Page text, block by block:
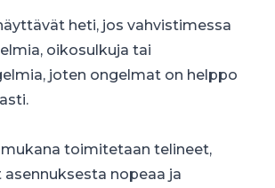
heti, jos vahvistimessa
oikosulkuja tai
joten ongelmat on helppo
toimitetaan telineet,
nopeaa ja